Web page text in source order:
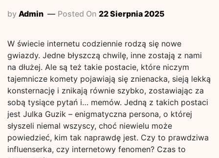
by Admin Posted On 22 Sierpnia 2025
W świecie internetu codziennie rodzą się nowe
gwiazdy. Jedne błyszczą chwilę, inne zostają z nami
na dłużej. Ale są też takie postacie, które niczym
tajemnicze komety pojawiają się znienacka, sieją lekką
konsternację i znikają równie szybko, zostawiając za
sobą tysiące pytań i… memów. Jedną z takich postaci
jest Julka Guzik – enigmatyczna persona, o której
słyszeli niemal wszyscy, choć niewielu może
powiedzieć, kim tak naprawdę jest. Czy to prawdziwa
influenserka, czy internetowy fenomen? Czas to